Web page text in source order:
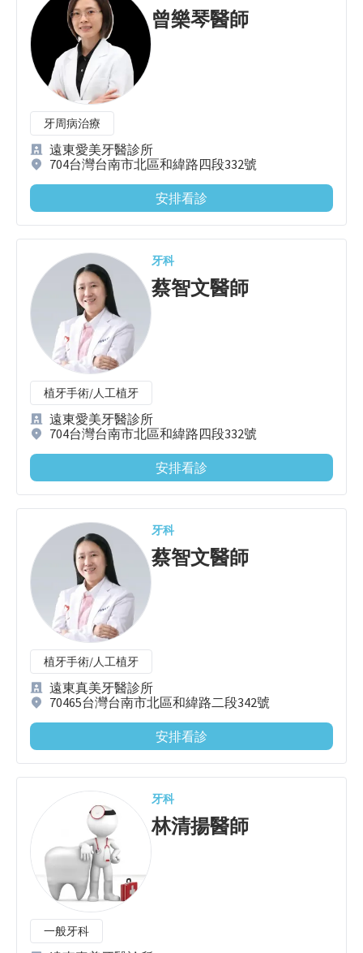
曾樂琴醫師
牙周病治療
遠東愛美牙醫診所
704台灣台南市北區和緯路四段332號
安排看診
牙科
蔡智文醫師
植牙手術/人工植牙
遠東愛美牙醫診所
704台灣台南市北區和緯路四段332號
安排看診
牙科
蔡智文醫師
植牙手術/人工植牙
遠東真美牙醫診所
70465台灣台南市北區和緯路二段342號
安排看診
牙科
林清揚醫師
一般牙科